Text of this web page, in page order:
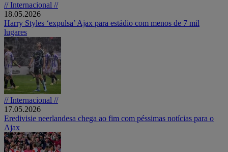
// Internacional //
18.05.2026
Harry Styles ‘expulsa’ Ajax para estádio com menos de 7 mil
lugares
// Internacional //
17.05.2026
Eredivisie neerlandesa chega ao fim com péssimas notícias para o
Ajax